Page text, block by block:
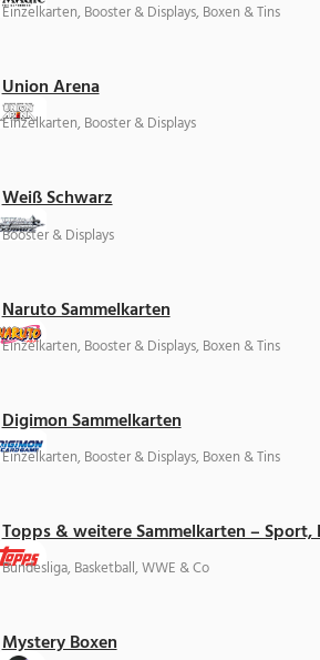
Einzelkarten, Booster & Displays, Boxen & Tins
Union Arena
Einzelkarten, Booster & Displays
Weiß Schwarz
Booster & Displays
Naruto Sammelkarten
Einzelkarten, Booster & Displays, Boxen & Tins
Digimon Sammelkarten
Einzelkarten, Booster & Displays, Boxen & Tins
Topps & weitere Sammelkarten –
Bundesliga, Basketball, WWE & Co
Mystery Boxen